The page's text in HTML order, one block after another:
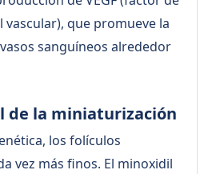
que promueve la
sanguíneos alrededor
de la miniaturización
los folículos
vez más finos. El minoxidil